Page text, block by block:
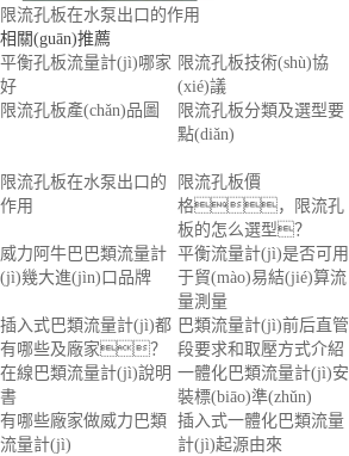
限流孔板在水泵出口的作用
相關(guān)推薦
平衡孔板流量計(jì)哪家
好
限流孔板技術(shù)協
(xié)議
限流孔板產(chǎn)品圖
限流孔板分類及選型要
點(diǎn)
限流孔板在水泵出口的
作用
限流孔板價
格，限流孔
板的怎么選型？
威力阿牛巴巴類流量計
(jì)幾大進(jìn)口品牌
平衡流量計(jì)是否可用
于貿(mào)易結(jié)算流
量測量
插入式巴類流量計(jì)都
有哪些及廠家？
巴類流量計(jì)前后直管
段要求和取壓方式介紹
在線巴類流量計(jì)說明
書
一體化巴類流量計(jì)安
裝標(biāo)準(zhǔn)
有哪些廠家做威力巴類
流量計(jì)
插入式一體化巴類流量
計(jì)起源由來